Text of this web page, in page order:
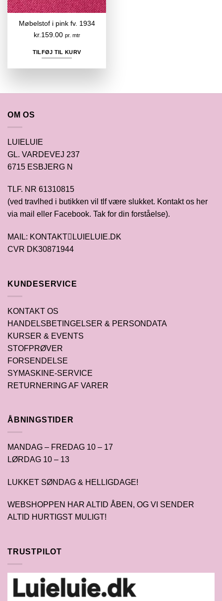
Møbelstof i pink fv. 1934
kr. 159.00 pr. mtr
TILFØJ TIL KURV
OM OS
LUIELUIE
GL. VARDEVEJ 237
6715 ESBJERG N
TLF. NR 61310815
(ved travlhed i butikken vil tlf være slukket. Kontakt os her
via mail eller Facebook. Tak for din forståelse).
MAIL: KONTAKTLUIELUIE.DK
CVR DK30871944
KUNDESERVICE
KONTAKT OS
HANDELSBETINGELSER & PERSONDATA
KURSER & EVENTS
STOFPRØVER
FORSENDELSE
SYMASKINE-SERVICE
RETURNERING AF VARER
ÅBNINGSTIDER
MANDAG – FREDAG 10 – 17
LØRDAG 10 – 13
LUKKET SØNDAG & HELLIGDAGE!
WEBSHOPPEN HAR ALTID ÅBEN, OG VI SENDER
ALTID HURTIGST MULIGT!
TRUSTPILOT